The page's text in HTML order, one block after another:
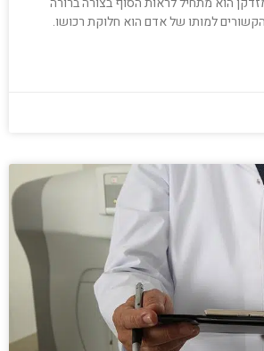
למותו של אדם הוא חלוקת רכושו.